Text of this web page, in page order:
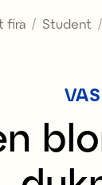
fira Student